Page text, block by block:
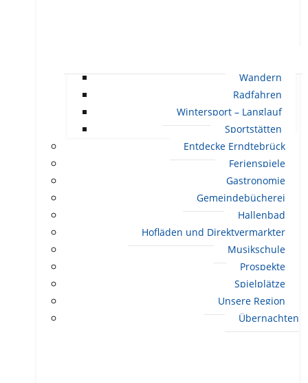
Wandern
Radfahren
Wintersport – Langlauf
Sportstätten
Entdecke Erndtebrück
Ferienspiele
Gastronomie
Gemeindebücherei
Hallenbad
Hofläden und Direktvermarkter
Musikschule
Prospekte
Spielplätze
Unsere Region
Übernachten